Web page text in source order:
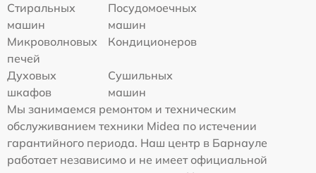
Стиральных
машин
Посудомоечных
машин
Микроволновых
печей
Кондиционеров
Духовых
шкафов
Сушильных
машин
Мы занимаемся ремонтом и техническим
обслуживанием техники Midea по истечении
гарантийного периода. Наш центр в Барнауле
работает независимо и не имеет официальной